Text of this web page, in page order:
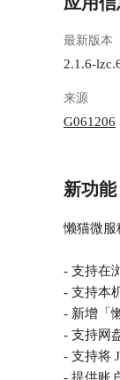
最新版本
2.1.6-
来源
G061206
新功能
懒猫微服
- 支持在
- 支持本
- 新增「
- 支持网
- 支持将